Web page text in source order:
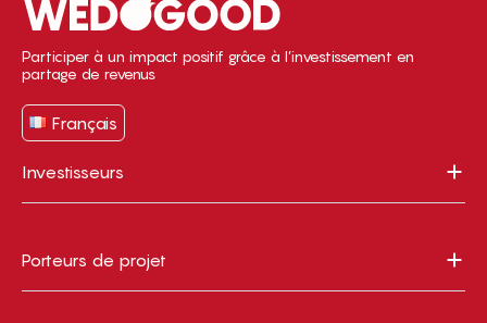
Participer à un impact positif grâce à l’investissement en
partage de revenus
Français
Investisseurs
Porteurs de projet